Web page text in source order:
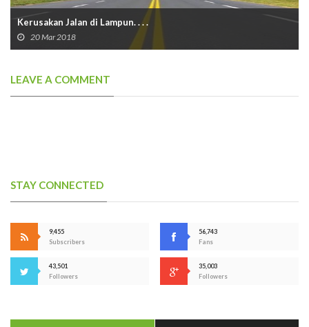
Kerusakan Jalan di Lampun. . . .
20 Mar 2018
LEAVE A COMMENT
STAY CONNECTED
9,455
Subscribers
56,743
Fans
43,501
Followers
35,003
Followers